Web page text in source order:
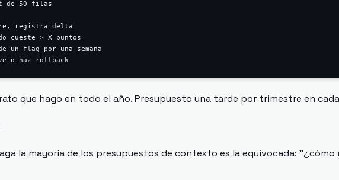
de 50 filas
registra delta
cueste > X puntos
un flag por una semana
que hago en todo el año. Presupuesto una tarde por trimestre en
la mayoría de los presupuestos de contexto es la equivocada: